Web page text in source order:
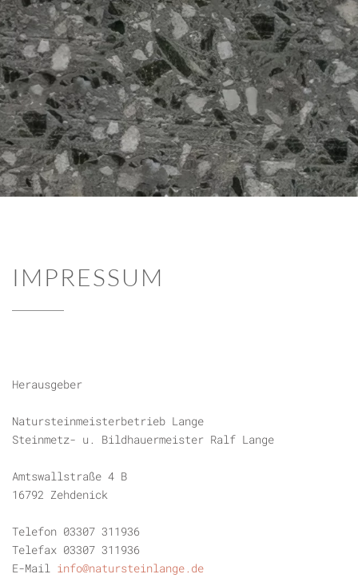
IMPRESSUM
Herausgeber
Natursteinmeisterbetrieb Lange
Steinmetz- u. Bildhauermeister Ralf Lange
Amtswallstraße 4 B
16792 Zehdenick
Telefon 03307 311936
Telefax 03307 311936
E-Mail info@natursteinlange.de